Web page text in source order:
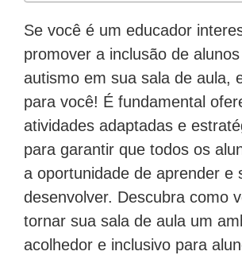
Se você é um educador
promover a inclusão de
autismo em sua sala de aula,
para você! É fundamental
atividades adaptadas e
para garantir que todos os
a oportunidade de aprender e
desenvolver. Descubra como
tornar sua sala de aula um
acolhedor e inclusivo para